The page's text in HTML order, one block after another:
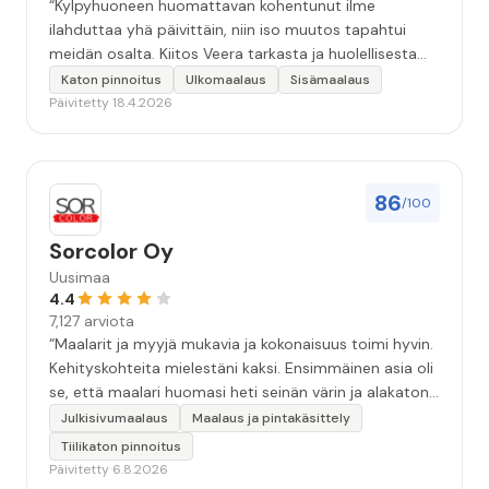
“Kylpyhuoneen huomattavan kohentunut ilme
ilahduttaa yhä päivittäin, niin iso muutos tapahtui
meidän osalta. Kiitos Veera tarkasta ja huolellisesta
työstä, sekä ystävällisestä palvelusta!”
Katon pinnoitus Ulkomaalaus
Sisämaalaus
Päivitetty 18.4.2026
86/100
Sorcolor Oy
Uusimaa
4.4
7,127 arviota
“Maalarit ja myyjä mukavia ja kokonaisuus toimi hyvin.
Kehityskohteita mielestäni kaksi. Ensimmäinen asia oli
se, että maalari huomasi heti seinän värin ja alakaton
värin erot mitä en huomannut. Hyvä toki että siinä
kohtaa huomattu mutta toki optimaalisessa
tilanteessa myyjä olisi jo kiinnittänyt tähän huomiota.
Julkisivumaalaus
Maalaus ja pintakäsittely
Tiilikaton pinnoitus
Päivitetty 6.8.2026